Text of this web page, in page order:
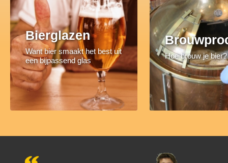
Bierglazen
Want bier smaakt het best uit
een bijpassend glas
Hoe brouw je bier?